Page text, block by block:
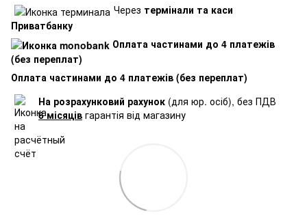
Через термінали та каси
Приватбанку
Оплата частинами до 4 платежів
(без переплат)
Оплата частинами до 4 платежів (без переплат)
На розрахунковий рахунок (для юр. осіб), без ПДВ
6 місяців гарантія від магазину